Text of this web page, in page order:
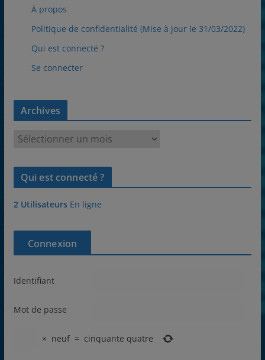
À propos
Politique de confidentialité (Mise à jour le 31/03/2022)
Qui est connecté ?
Se connecter
Archives
c
v
Qui est connecté ?
2 Utilisateurs En ligne
Connexion
Identifiant
Mot de passe
× neuf = cinquante quatre